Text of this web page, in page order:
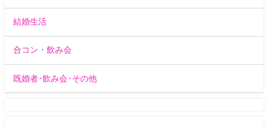
結婚生活
合コン・飲み会
既婚者･飲み会･その他